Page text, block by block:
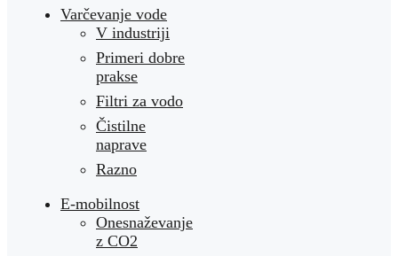
Varčevanje vode
V industriji
Primeri dobre
prakse
Filtri za vodo
Čistilne
naprave
Razno
E-mobilnost
Onesnaževanje
z CO2